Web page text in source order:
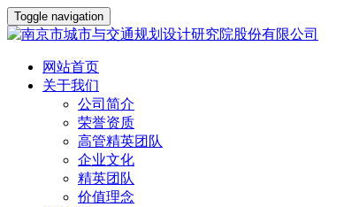
Toggle navigation
网站首页
关于我们
公司简介
荣誉资质
高管精英团队
企业文化
精英团队
价值理念